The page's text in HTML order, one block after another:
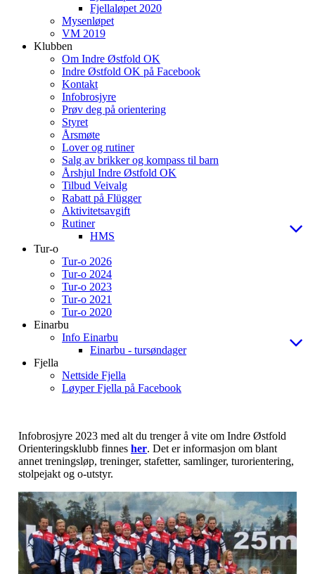
Fjellaløpet 2020
Mysenløpet
VM 2019
Klubben
Om Indre Østfold OK
Indre Østfold OK på Facebook
Kontakt
Infobrosjyre
Prøv deg på orientering
Styret
Årsmøte
Lover og rutiner
Salg av brikker og kompass til barn
Årshjul Indre Østfold OK
Tilbud Veivalg
Rabatt på Flügger
Aktivitetsavgift
Rutiner
HMS
Tur-o
Tur-o 2026
Tur-o 2024
Tur-o 2023
Tur-o 2021
Tur-o 2020
Einarbu
Info Einarbu
Einarbu - tursøndager
Fjella
Nettside Fjella
Løyper Fjella på Facebook
Infobrosjyre 2023 med alt du trenger å vite om Indre Østfold
Orienteringsklubb finnes her. Det er informasjon om blant
annet treningsløp, treninger, stafetter, samlinger, turorientering,
stolpejakt og o-utstyr.